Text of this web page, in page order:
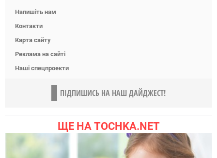
Напишіть нам
Контакти
Карта сайту
Реклама на сайті
Наші спецпроекти
ПІДПИШИСЬ НА НАШ ДАЙДЖЕСТ!
ЩЕ НА TOCHKA.NET